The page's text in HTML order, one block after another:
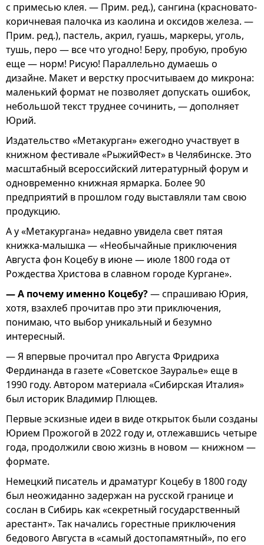
с примесью клея. — Прим. ред.), сангина (красновато-
коричневая палочка из каолина и оксидов железа. —
Прим. ред.), пастель, акрил, гуашь, маркеры, уголь,
тушь, перо — все что угодно! Беру, пробую, пробую
еще — норм! Рисую! Параллельно думаешь о
дизайне. Макет и верстку просчитываем до микрона:
маленький формат не позволяет допускать ошибок,
небольшой текст труднее сочинить, — дополняет
Юрий.
Издательство «Метакурган» ежегодно участвует в
книжном фестивале «РыжийФест» в Челябинске. Это
масштабный всероссийский литературный форум и
одновременно книжная ярмарка. Более 90
предприятий в прошлом году выставляли там свою
продукцию.
А у «Метакургана» недавно увидела свет пятая
книжка-малышка — «Необычайные приключения
Августа фон Коцебу в июне — июле 1800 года от
Рождества Христова в славном городе Кургане».
— А почему именно Коцебу?— спрашиваю Юрия,
хотя, взахлеб прочитав про эти приключения,
понимаю, что выбор уникальный и безумно
интересный.
— Я впервые прочитал про Августа Фридриха
Фердинанда в газете «Советское Зауралье» еще в
1990 году. Автором материала «Сибирская Италия»
был историк Владимир Плющев.
Первые эскизные идеи в виде открыток были созданы
Юрием Прожогой в 2022 году и, отлежавшись четыре
года, продолжили свою жизнь в новом — книжном —
формате.
Немецкий писатель и драматург Коцебу в 1800 году
был неожиданно задержан на русской границе и
сослан в Сибирь как «секретный государственный
арестант». Так начались горестные приключения
бедового Августа в «самый достопамятный», по его